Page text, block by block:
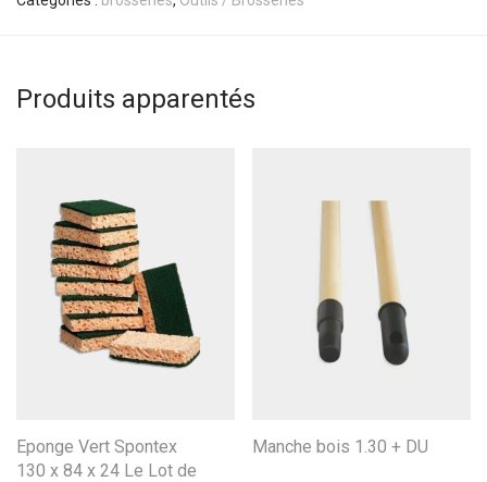
Produits apparentés
Eponge Vert Spontex
130 x 84 x 24 Le Lot de
Manche bois 1.30 + DU